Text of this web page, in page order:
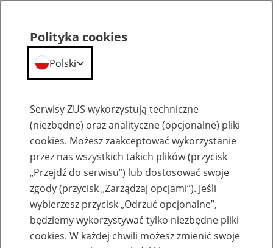
Szkolenia
Zaproś ZUS do siebie - zakładanie profili
Polityka cookies
Polski
Serwisy ZUS wykorzystują techniczne
(niezbędne) oraz analityczne (opcjonalne) pliki
cookies. Możesz zaakceptować wykorzystanie
przez nas wszystkich takich plików (przycisk
„Przejdź do serwisu”) lub dostosować swoje
zgody (przycisk „Zarządzaj opcjami”). Jeśli
wybierzesz przycisk „Odrzuć opcjonalne”,
będziemy wykorzystywać tylko niezbędne pliki
cookies. W każdej chwili możesz zmienić swoje